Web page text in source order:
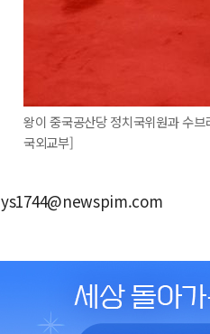
왕이 중국공산당 정치국위원과 수
국외교부]
ys1744@newspim.com